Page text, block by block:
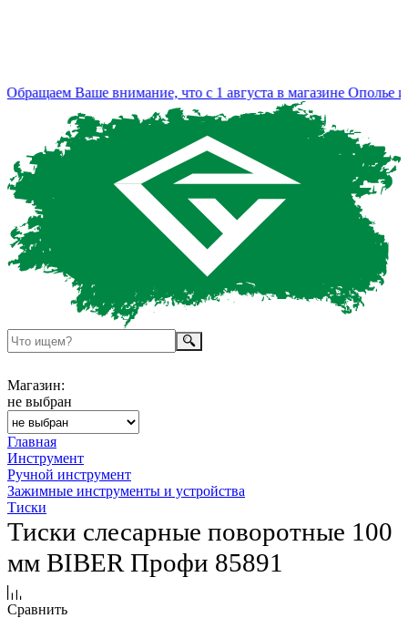
Ваше внимание, что с 1 августа в магазине Ополье
Магазин:
не выбран
Главная
Инструмент
Ручной инструмент
Зажимные инструменты и устройства
Тиски
Тиски слесарные поворотные 100
мм BIBER Профи 85891
Сравнить